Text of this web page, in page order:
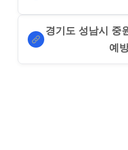
경기도 성남시 중
예